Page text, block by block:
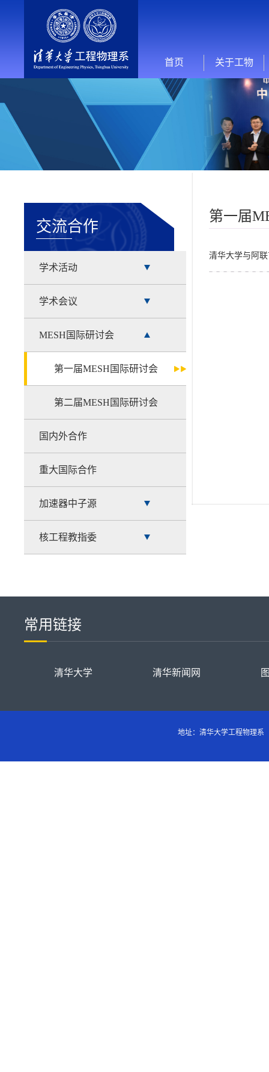
首页 关于工物
交流合作
学术活动
学术会议
MESH国际研讨会
第一届MESH国际研讨会
第二届MESH国际研讨会
国内外合作
重大国际合作
加速器中子源
核工程教指委
第一届
清华大学与阿
常用链接
清华大学 清华新闻网
地址：清华大学工程物理系